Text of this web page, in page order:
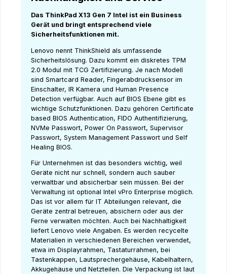
Das ThinkPad X13 Gen 7 Intel ist ein Business
Gerät und bringt entsprechend viele
Sicherheitsfunktionen mit.
Lenovo nennt ThinkShield als umfassende
Sicherheitslösung. Dazu kommt ein diskretes TPM
2.0 Modul mit TCG Zertifizierung. Je nach Modell
sind Smartcard Reader, Fingerabdrucksensor im
Einschalter, IR Kamera und Human Presence
Detection verfügbar. Auch auf BIOS Ebene gibt es
wichtige Schutzfunktionen. Dazu gehören Certificate
based BIOS Authentication, FIDO Authentifizierung,
NVMe Passwort, Power On Passwort, Supervisor
Passwort, System Management Passwort und Self
Healing BIOS.
Für Unternehmen ist das besonders wichtig, weil
Geräte nicht nur schnell, sondern auch sauber
verwaltbar und absicherbar sein müssen. Bei der
Verwaltung ist optional Intel vPro Enterprise möglich.
Das ist vor allem für IT Abteilungen relevant, die
Geräte zentral betreuen, absichern oder aus der
Ferne verwalten möchten. Auch bei Nachhaltigkeit
liefert Lenovo viele Angaben. Es werden recycelte
Materialien in verschiedenen Bereichen verwendet,
etwa im Displayrahmen, Tastaturrahmen, bei
Tastenkappen, Lautsprechergehäuse, Kabelhaltern,
Akkugehäuse und Netzteilen. Die Verpackung ist laut